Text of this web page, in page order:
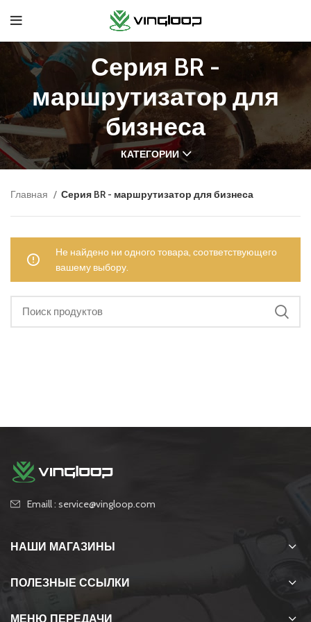
Серия BR -
маршрутизатор для
бизнеса
КАТЕГОРИИ
Главная Серия BR - маршрутизатор для бизнеса
Не найдено ни одного товара, соответствующего
вашему выбору.
Emaill : service@vingloop.com
НАШИ МАГАЗИНЫ
ПОЛЕЗНЫЕ ССЫЛКИ
МЕНЮ ПЕРЕДАЧИ